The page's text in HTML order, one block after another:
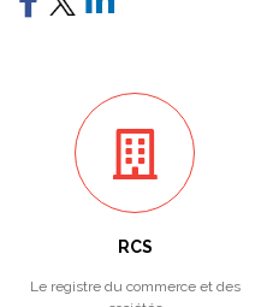
RCS
Le registre du commerce et des